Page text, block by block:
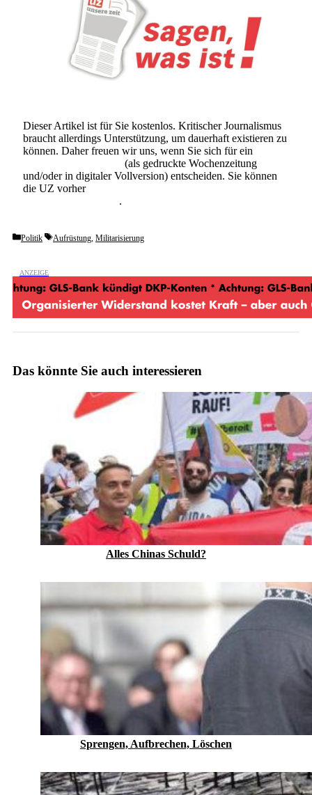
Dieser Artikel ist für Sie kostenlos. Kritischer Journalismus
braucht allerdings Unterstützung, um dauerhaft existieren zu
können. Daher freuen wir uns, wenn Sie sich für ein
(als gedruckte Wochenzeitung
und/oder in digitaler Vollversion) entscheiden. Sie können
die UZ vorher
.
Categories
Politik Tags
Aufrüstung, Militarisierung
Das könnte Sie auch interessieren
Alles Chinas Schuld?
Sprengen, Aufbrechen, Löschen